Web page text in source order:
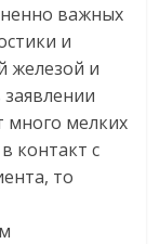
важных
и
железой и
много мелких
контакт с
то